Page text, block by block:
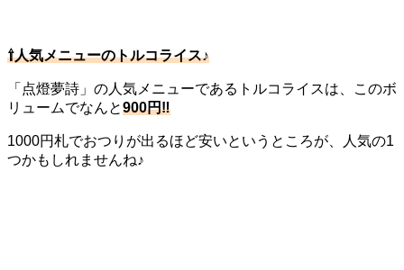
⇧人気メニューのトルコライス♪
「点燈夢詩」の人気メニューであるトルコライスは、このボ
リュームでなんと900円‼
1000円札でおつりが出るほど安いというところが、人気の1
つかもしれませんね♪